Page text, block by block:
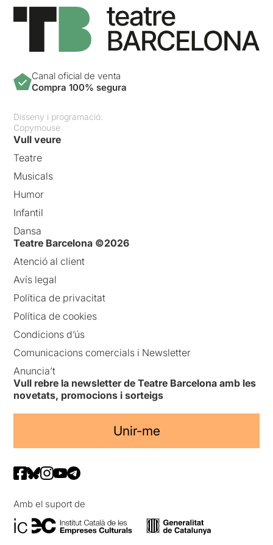
Canal oficial de venta
Compra 100% segura
Disseny i programació:
Copymouse
Vull veure
Teatre
Musicals
Humor
Infantil
Dansa
Teatre Barcelona ©2026
Atenció al client
Avís legal
Política de privacitat
Política de cookies
Condicions d’ús
Comunicacions comercials i Newsletter
Anuncia’t
Vull rebre la newsletter de Teatre Barcelona amb les
novetats, promocions i sorteigs
Unir-me
Amb el suport de